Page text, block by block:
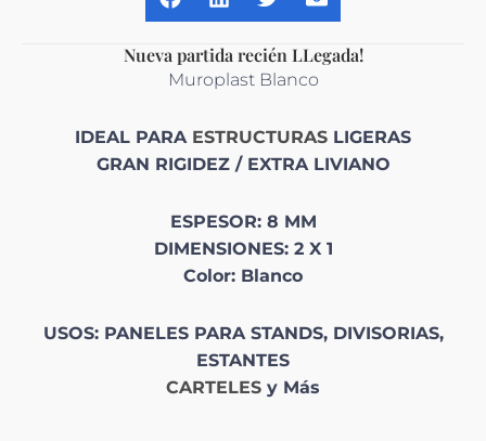
Nueva partida recién LLegada!
Muroplast Blanco
IDEAL PARA ESTRUCTURAS LIGERAS
GRAN RIGIDEZ / EXTRA LIVIANO
ESPESOR: 8 MM
DIMENSIONES: 2 X 1
Color: Blanco
USOS: PANELES PARA STANDS, DIVISORIAS,
ESTANTES
CARTELES y Más